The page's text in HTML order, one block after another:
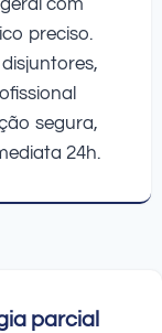
preciso.
segura,
24h.
parcial